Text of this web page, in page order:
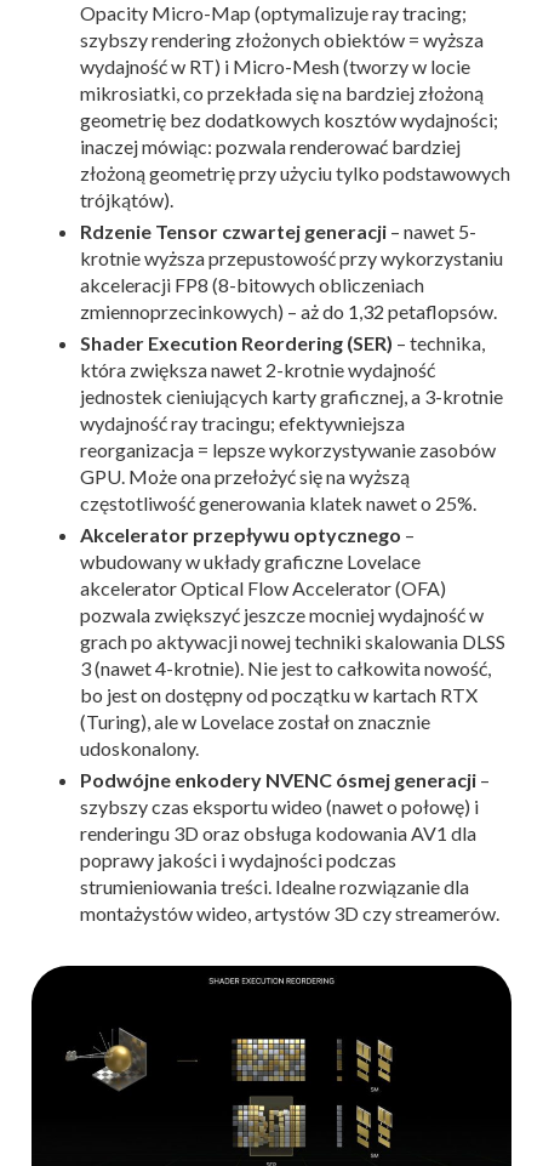
Opacity Micro-Map (optymalizuje ray tracing;
szybszy rendering złożonych obiektów = wyższa
wydajność w RT) i Micro-Mesh (tworzy w locie
mikrosiatki, co przekłada się na bardziej złożoną
geometrię bez dodatkowych kosztów wydajności;
inaczej mówiąc: pozwala renderować bardziej
złożoną geometrię przy użyciu tylko podstawowych
trójkątów).
Rdzenie Tensor czwartej generacji – nawet 5-
krotnie wyższa przepustowość przy wykorzystaniu
akceleracji FP8 (8-bitowych obliczeniach
zmiennoprzecinkowych) – aż do 1,32 petaflopsów.
Shader Execution Reordering (SER) – technika,
która zwiększa nawet 2-krotnie wydajność
jednostek cieniujących karty graficznej, a 3-krotnie
wydajność ray tracingu; efektywniejsza
reorganizacja = lepsze wykorzystywanie zasobów
GPU. Może ona przełożyć się na wyższą
częstotliwość generowania klatek nawet o 25%.
Akcelerator przepływu optycznego –
wbudowany w układy graficzne Lovelace
akcelerator Optical Flow Accelerator (OFA)
pozwala zwiększyć jeszcze mocniej wydajność w
grach po aktywacji nowej techniki skalowania DLSS
3 (nawet 4-krotnie). Nie jest to całkowita nowość,
bo jest on dostępny od początku w kartach RTX
(Turing), ale w Lovelace został on znacznie
udoskonalony.
Podwójne enkodery NVENC ósmej generacji –
szybszy czas eksportu wideo (nawet o połowę) i
renderingu 3D oraz obsługa kodowania AV1 dla
poprawy jakości i wydajności podczas
strumieniowania treści. Idealne rozwiązanie dla
montażystów wideo, artystów 3D czy streamerów.